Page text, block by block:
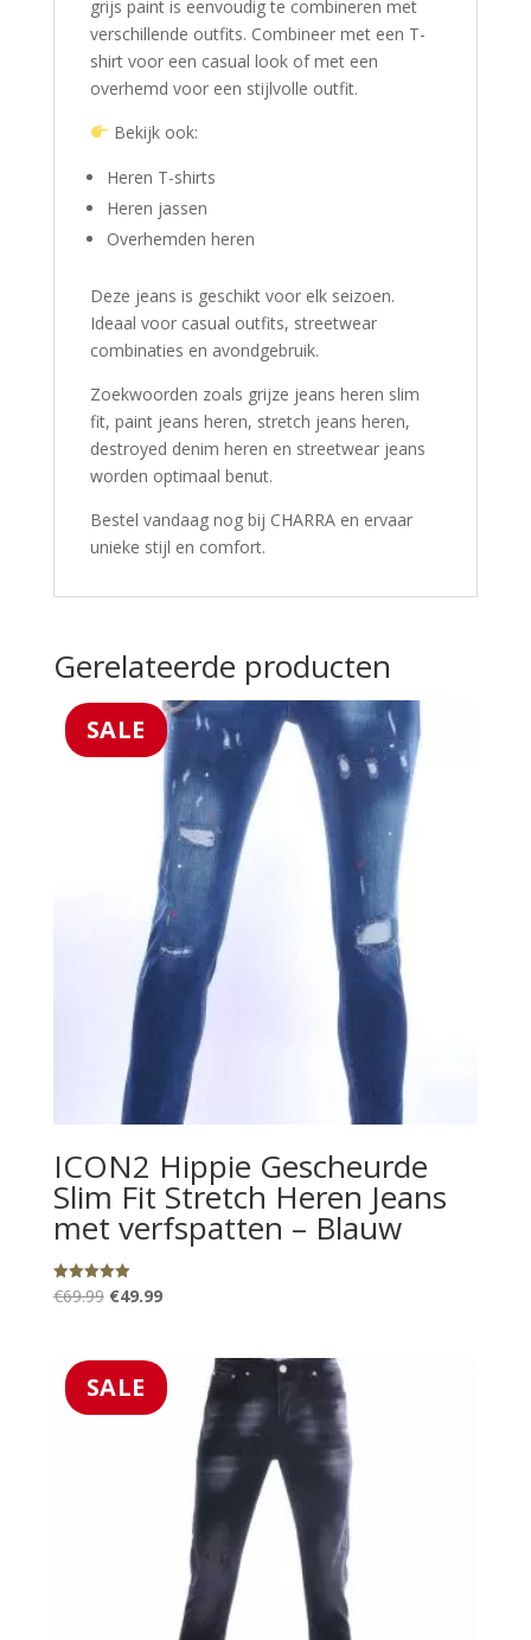
grijs paint is eenvoudig te combineren met
verschillende outfits. Combineer met een T-
shirt voor een casual look of met een
overhemd voor een stijlvolle outfit.
Bekijk ook:
Heren T-shirts
Heren jassen
Overhemden heren
Deze jeans is geschikt voor elk seizoen.
Ideaal voor casual outfits, streetwear
combinaties en avondgebruik.
Zoekwoorden zoals grijze jeans heren slim
fit, paint jeans heren, stretch jeans heren,
destroyed denim heren en streetwear jeans
worden optimaal benut.
Bestel vandaag nog bij CHARRA en ervaar
unieke stijl en comfort.
Gerelateerde producten
SALE
ICON2 Hippie Gescheurde
Slim Fit Stretch Heren Jeans
met verfspatten – Blauw
Gewaardeerd
5.00
€69.99 Oorspronkelijke
€69.99.
€49.99Huidige
€49.99.
SALE